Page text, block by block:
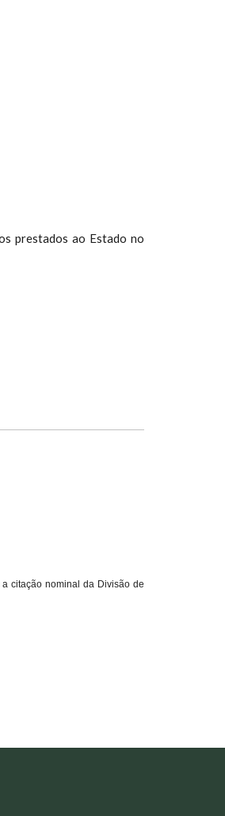
prestados ao Estado no
citação nominal da Divisão de